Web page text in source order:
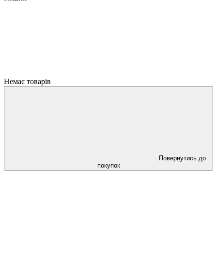
Немає товарів
Повернутись до
покупок